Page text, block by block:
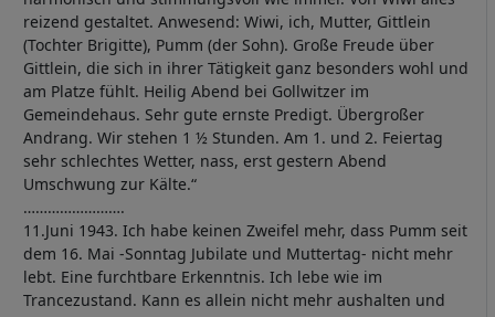
reizend gestaltet. Anwesend: Wiwi, ich, Mutter, Gittlein
(Tochter Brigitte), Pumm (der Sohn). Große Freude über
Gittlein, die sich in ihrer Tätigkeit ganz besonders wohl und
am Platze fühlt. Heilig Abend bei Gollwitzer im
Gemeindehaus. Sehr gute ernste Predigt. Übergroßer
Andrang. Wir stehen 1 ½ Stunden. Am 1. und 2. Feiertag
sehr schlechtes Wetter, nass, erst gestern Abend
Umschwung zur Kälte.“
…………………….
11.Juni 1943. Ich habe keinen Zweifel mehr, dass Pumm seit
dem 16. Mai -Sonntag Jubilate und Muttertag- nicht mehr
lebt. Eine furchtbare Erkenntnis. Ich lebe wie im
Trancezustand. Kann es allein nicht mehr aushalten und